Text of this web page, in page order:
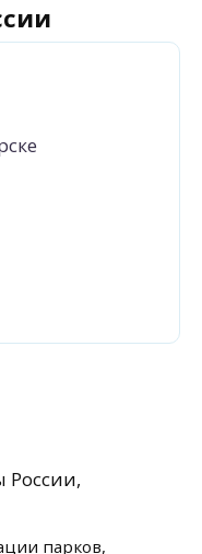
России,
парков,